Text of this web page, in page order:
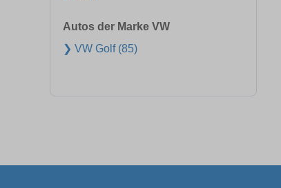
Autos der Marke VW
❯ VW Golf (85)